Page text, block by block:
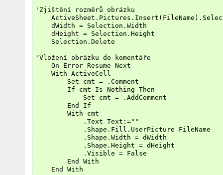
'Zjištění rozměrů obrázku
    dWidth = Selection.Width
    dHeight = Selection.Height
    Selection.Delete
'Vložení obrázku do komentáře
    On Error Resume Next
    With ActiveCell
        Set cmt = .Comment
        If cmt Is Nothing Then
            Set cmt = .AddComment
        End If
        With cmt
            .Text Text:=""
            .Shape.Fill.UserPicture FileName
            .Shape.Width = dWidth
            .Shape.Height = dHeight
            .Visible = False
        End With
    End With